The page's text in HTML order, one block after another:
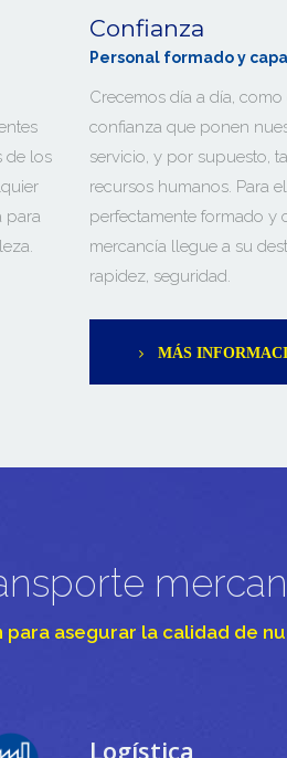
de los
para
Confianza
Personal formado y
Crecemos día a día,
confianza que ponen
servicio, y por supuesto,
recursos humanos. Para
perfectamente formado y
mercancía llegue a su
rapidez, seguridad.
MÁS
asegurar la calidad de
Logística